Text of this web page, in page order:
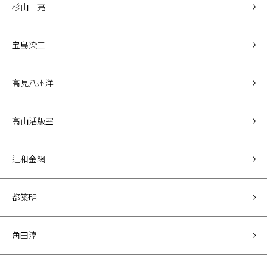
杉山 亮
宝島染工
高見八州洋
高山活版室
辻和金網
都築明
角田淳